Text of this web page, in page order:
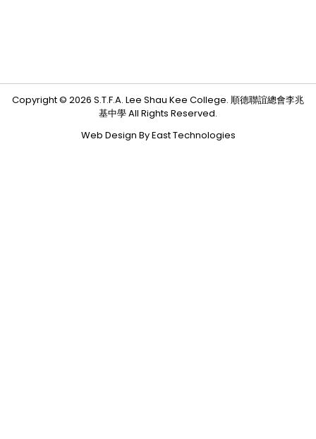
Copyright © 2026 S.T.F.A. Lee Shau Kee College. 順德聯誼總會李兆
基中學 All Rights Reserved.
Web Design By East Technologies